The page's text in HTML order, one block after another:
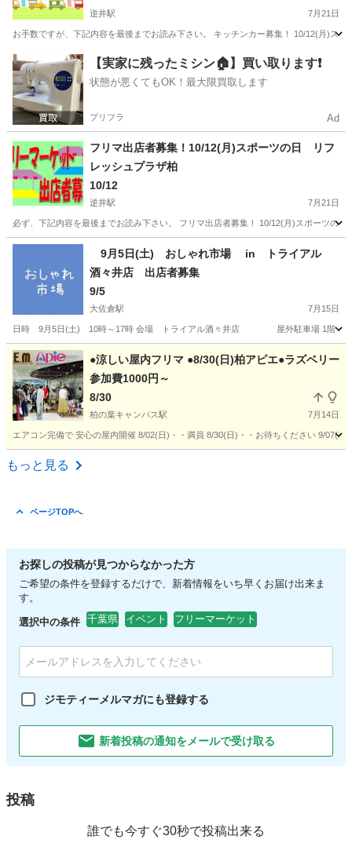
逆井駅 7月21日
お手数ですが、下記内容を最後までお読み下さい。 キッチンカー募集！ 10/12(月)ス
柏市 逆井駅 フリーマーケット キッチンカー
【実家に残ったミシン🏠】買い取ります❗️
状態が悪くてもOK！最大限買取します
プリフラ Ad
フリマ出店者募集！10/12(月)スポーツの日 リフ
レッシュプラザ柏
10/12
逆井駅 7月21日
必ず、下記内容を最後までお読み下さい。 フリマ出店者募集！ 10/12(月)スポーツの
千葉 柏市 逆井駅 フリーマーケット キッチンカー
9月5日(土) おしゃれ市場 in トライアル
酒々井店 出店者募集
9/5
大佐倉駅 7月15日
日時 9月5日(土) 10時～17時 会場 トライアル酒々井店 屋外駐車場 1階 ※酒々
千葉 印旛郡 大佐倉駅 フリーマーケット 会場
●涼しい屋内フリマ ●8/30(日)柏アピエ●ラズベリー
参加費1000円～
8/30
柏の葉キャンパス駅 7月14日
エアコン完備で 安心の屋内開催 8/02(日)・・満員 8/30(日)・・お待ちください 9/07(
千葉 柏市
もっと見る
ページTOPへ
お探しの投稿が見つからなかった方
ご希望の条件を登録するだけで、新着情報をいち早くお届け出来ま
す。
選択中の条件 千葉県 イベント フリーマーケット
ジモティーメルマガにも登録する
新着投稿の通知をメールで受け取る
投稿
誰でも今すぐ30秒で投稿出来る